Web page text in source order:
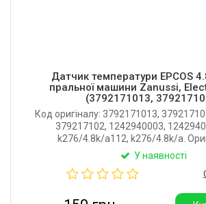
Датчик температури EPCOS
пральної машини Zanussi,
(3792171013,
Код оригіналу: 3792171013,
379217102, 1242940003,
k276/4.8k/a112, k276/4.8k/a.
термодатчик NTC для пральної
Німеччина.
У наявності